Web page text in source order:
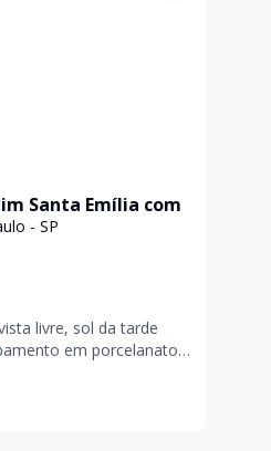
Santa Emília com
- SP
livre, sol da tarde
em porcelanato,
Condomínio amplo em
quadra poliesportiva,